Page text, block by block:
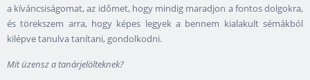
a kíváncsiságomat, az időmet, hogy mindig maradjon a fontos dolgokra,
és törekszem arra, hogy képes legyek a bennem kialakult sémákból
kilépve tanulva tanítani, gondolkodni.
Mit üzensz a tanárjelölteknek?